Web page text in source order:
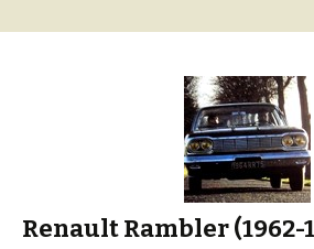
Renault Rambler (1962-